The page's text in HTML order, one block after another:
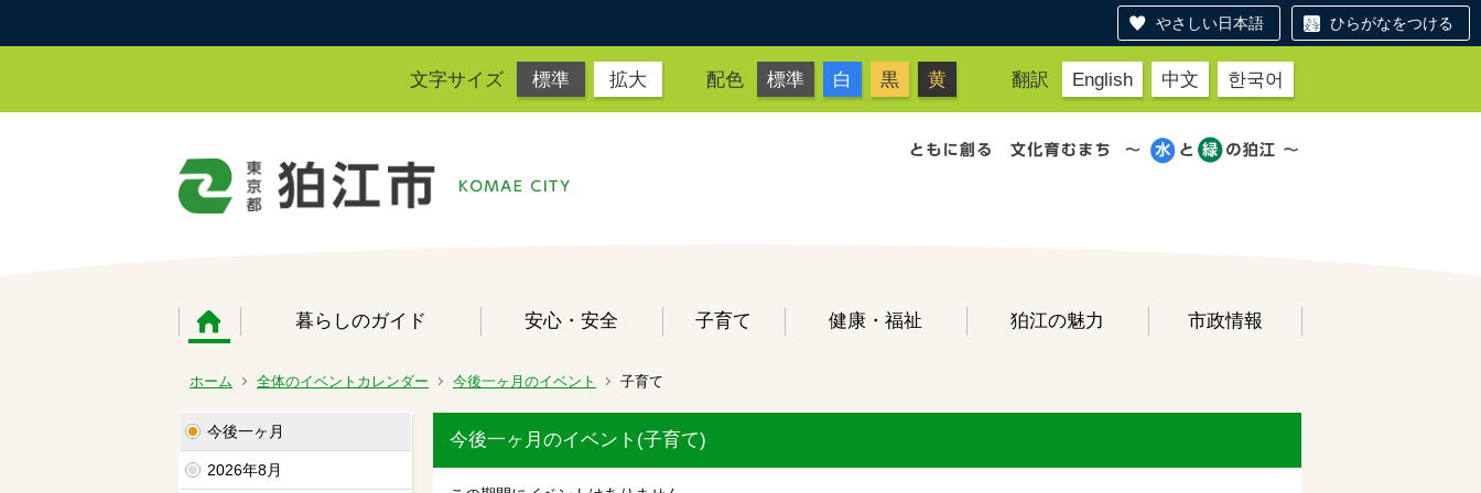
やさしい日本語 ひらがなをつける
文字サイズ 標準 拡大 配色 標準 白 黒 黄 翻訳 English 中文 한국어
暮らしのガイド 安心・安全 子育て 健康・福祉 狛江の魅力 市政情報
ホーム 全体のイベントカレンダー 今後一ヶ月のイベント 子育て
今後一ヶ月
2026年8月
今後一ヶ月のイベント(子育て)